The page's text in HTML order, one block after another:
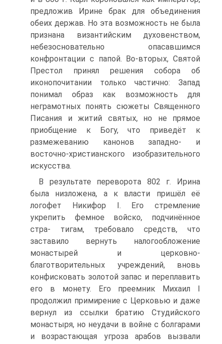
предложив Ирине брак для объединения
обеих держав. Но эта возможность не была
признана византийским духовенством,
небезоснователь­но опасавшимся
конфронтации с папой. Во-вторых, Святой
Престол принял решения собора об
иконопочитании только частично: Запад
понимал образ как возможность для
неграмотных понять сюжеты Священного
Писания и житий святых, но не прямое
приобщение к Богу, что приведёт к
размежеванию канонов западно- и
восточно-христианского изобразительного
искусства.
В результате переворота 802 г. Ирина
была низложена, а к власти пришёл её
логофет Никифор I. Его стремление
укрепить фемное войско, подчинённое
стра- тигам, требовало средств, что
заставило вернуть налогообложение
монастырей и церковно-
благотворительных учреждений, вновь
конфисковать золотой запас и переплавить
его в монету. Его преемник Михаил I
продолжил примирение с Церковью и даже
вернул из ссылки братию Студийского
монастыря, но неудачи в войне с болгарами
и возрастающая угроза арабов вызвали